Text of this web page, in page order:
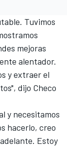
Tuvimos
mejoras
alentador.
y extraer el
dijo Checo
y necesitamos
hacerlo, creo
Estoy